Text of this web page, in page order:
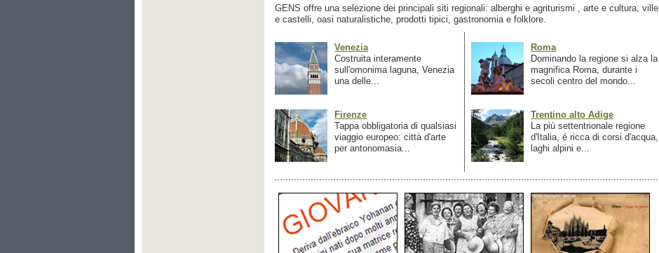
GENS offre una selezione dei principali siti regionali: alberghi e agriturismi , arte e cultura, ville
e castelli, oasi naturalistiche, prodotti tipici, gastronomia e folklore.
Venezia
Costruita interamente
sull'omonima laguna, Venezia
una delle...
Firenze
Tappa obbligatoria di qualsiasi
viaggio europeo: città d'arte
per antonomasia...
Roma
Dominando la regione si alza la
magnifica Roma, durante i
secoli centro del mondo...
Trentino alto Adige
La più settentrionale regione
d'Italia, é ricca di corsi d'acqua,
laghi alpini e...